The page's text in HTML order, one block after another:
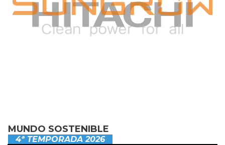
MUNDO SOSTENIBLE
4ª TEMPORADA 2026